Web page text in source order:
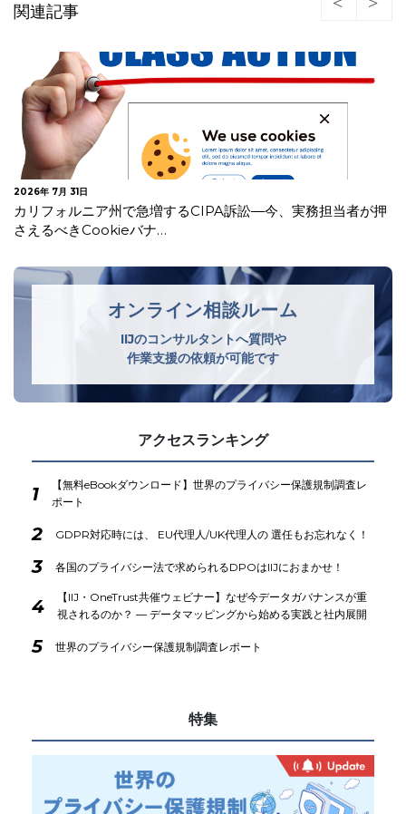
関連記事
2026年 7月 31日
カリフォルニア州で急増するCIPA訴訟―今、実務担当者が押
さえるべきCookieバナ…
オンライン相談ルーム
IIJのコンサルタントへ質問や
作業支援の依頼が可能です
アクセスランキング
1
【無料eBookダウンロード】世界のプライバシー保護規制調査レ
ポート
2 GDPR対応時には、 EU代理人/UK代理人の 選任もお忘れなく！
3 各国のプライバシー法で求められるDPOはIIJにおまかせ！
4
【IIJ・OneTrust共催ウェビナー】なぜ今データガバナンスが重
視されるのか？ ― データマッピングから始める実践と社内展開
5 世界のプライバシー保護規制調査レポート
特集